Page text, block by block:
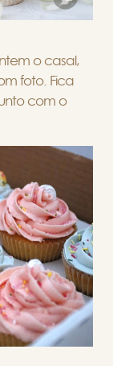
o casal,
foto. Fica
com o